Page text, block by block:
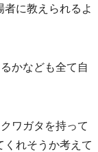
に教えられるよ
かなども全て自
ワガタを持って
れそうか考えて